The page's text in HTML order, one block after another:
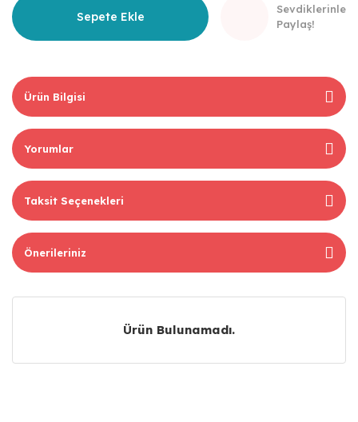
Sepete Ekle
Sevdiklerinle
Paylaş!
Ürün Bilgisi
Yorumlar
Taksit Seçenekleri
Önerileriniz
Ürün Bulunamadı.